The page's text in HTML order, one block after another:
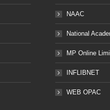
NAAC
National
MP Online
INFLIBNET
WEB OPAC